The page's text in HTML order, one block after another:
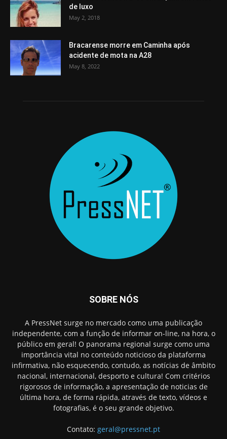
de luxo
May 2, 2018
Bracarense morre em Caminha após
acidente de mota na A28
May 8, 2022
SOBRE NÓS
A PressNet surge no mercado como uma publicação
independente, com a função de informar on-line, na hora, o
público em geral! O panorama regional surge como uma
importância vital no conteúdo noticioso da plataforma
infirmativa, não esquecendo, contudo, as notícias de âmbito
nacional, internacional, desporto e cultura! Com critérios
rigorosos de informação, a apresentação de noticias de
última hora, de forma rápida, através de texto, vídeos e
fotografias, é o seu grande objetivo.
Contato: geral@pressnet.pt